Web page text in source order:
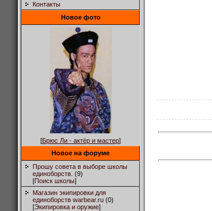
Контакты
Новое фото
[Брюс Ли - актёр и мастер]
Новое на форуме
Прошу совета в выборе школы
единоборств. (9)
[Поиск школы]
Магазин экипировки для
единоборств warbear.ru (0)
[Экипировка и оружие]